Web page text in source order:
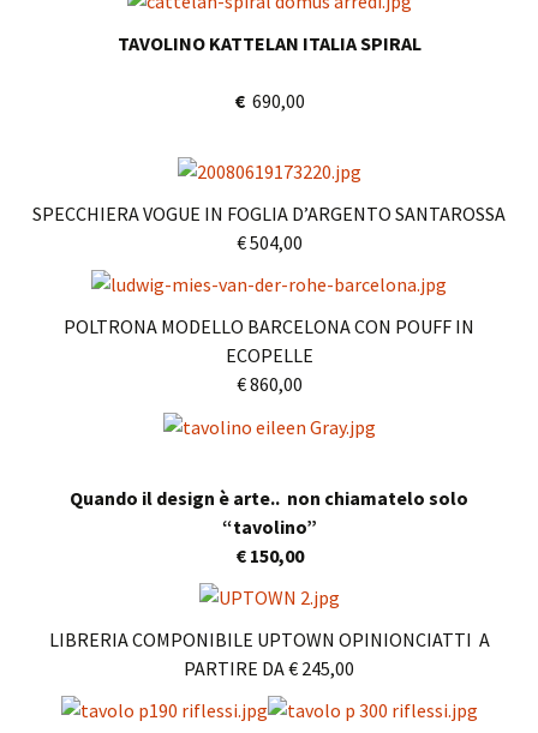
TAVOLINO KATTELAN ITALIA SPIRAL
€690,00
SPECCHIERA VOGUE IN FOGLIA D’ARGENTO SANTAROSSA
€ 504,00
POLTRONA MODELLO BARCELONA CON POUFF IN
ECOPELLE
€ 860,00
Quando il design è arte.. non chiamatelo solo
“tavolino”
€ 150,00
LIBRERIA COMPONIBILE UPTOWN OPINIONCIATTI A
PARTIRE DA € 245,00